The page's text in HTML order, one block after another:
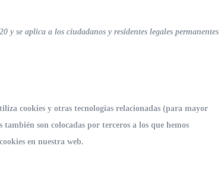
se aplica a los ciudadanos y residentes legales permanentes
cookies y otras tecnologías relacionadas (para mayor
son colocadas por terceros a los que hemos
en nuestra web.